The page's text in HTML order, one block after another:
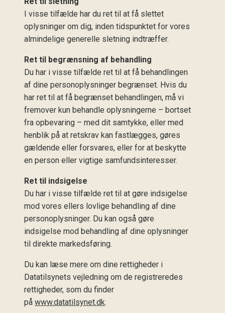
I visse tilfælde har du ret til at få slettet
oplysninger om dig, inden tidspunktet for vores
almindelige generelle sletning indtræffer.
Ret til begrænsning af behandling
Du har i visse tilfælde ret til at få behandlingen
af dine personoplysninger begrænset. Hvis du
har ret til at få begrænset behandlingen, må vi
fremover kun behandle oplysningerne – bortset
fra opbevaring – med dit samtykke, eller med
henblik på at retskrav kan fastlægges, gøres
gældende eller forsvares, eller for at beskytte
en person eller vigtige samfundsinteresser.
Ret til indsigelse
Du har i visse tilfælde ret til at gøre indsigelse
mod vores ellers lovlige behandling af dine
personoplysninger. Du kan også gøre
indsigelse mod behandling af dine oplysninger
til direkte markedsføring.
Du kan læse mere om dine rettigheder i
Datatilsynets vejledning om de registreredes
rettigheder, som du finder
på www.datatilsynet.dk.